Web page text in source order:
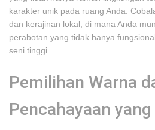
karakter unik pada ruang Anda.
dan kerajinan lokal, di mana Anda
perabotan yang tidak hanya
seni tinggi.
Pemilihan Warna
Pencahayaan